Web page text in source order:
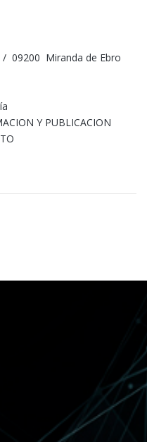
09200 Miranda de Ebro
Y PUBLICACION